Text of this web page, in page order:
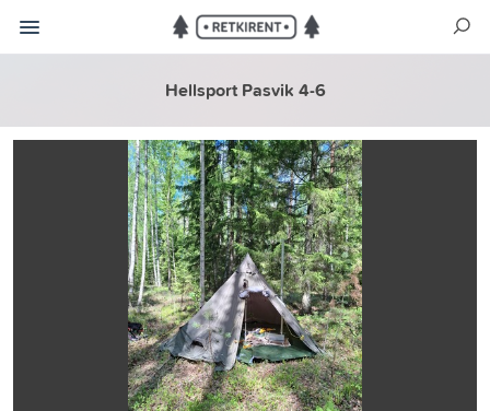
Hellsport Pasvik 4-6